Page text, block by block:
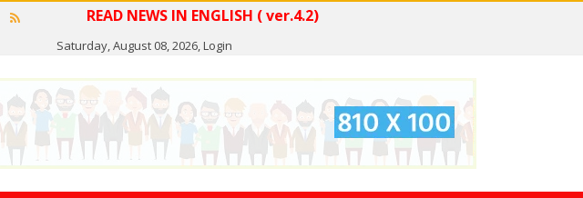
READ NEWS IN ENGLISH ( ver.4.2)
Saturday, August 08, 2026,Login